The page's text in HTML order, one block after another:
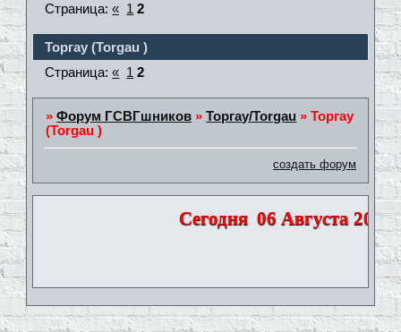
Торгау (Torgau )
Страница:« 1 2
Страница:« 1 2
»Форум ГСВГшников »Торгау/Torgau »Торгау
(Torgau )
создать форум
Сегодня 06 Августа 2026